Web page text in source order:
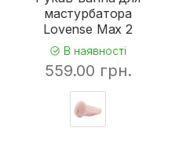
мастурбатора
Lovense Max 2
В наявності
559.00 грн.